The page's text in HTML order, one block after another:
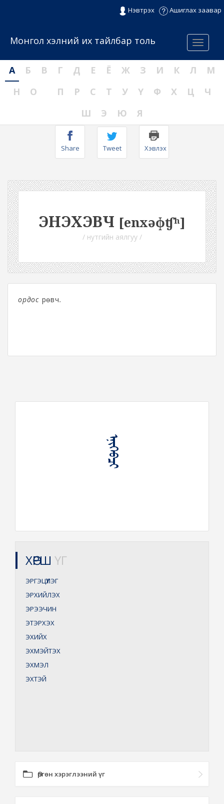
Нэвтрэх Ашиглах заавар
Menu
Монгол хэлний их тайлбар толь
А Б В Г Д Е Ё Ж З И К Л
М
Н
О П Р С Т У Ү Ф Х Ц
Ч
Ш
Э Ю Я
Share Tweet Хэвлэх
ЭНЭХЭВЧ [enxəɸʧʰ]
/ нутгийн аялгуу /
ордос Өрөвч.
ᠡᠨᠢᠬᠡᠪᠴᠢ
ХӨРШ ҮГ
ЭРГЭЦҮҮЛЭГ
ЭРХИЙЛЭХ
ЭРЭЭЧИН
ЭТЭРХЭХ
ЭХИЙХ
ЭХМЭЙТЭХ
ЭХМЭЛ
ЭХТЭЙ
Өргөн хэрэглээний үг